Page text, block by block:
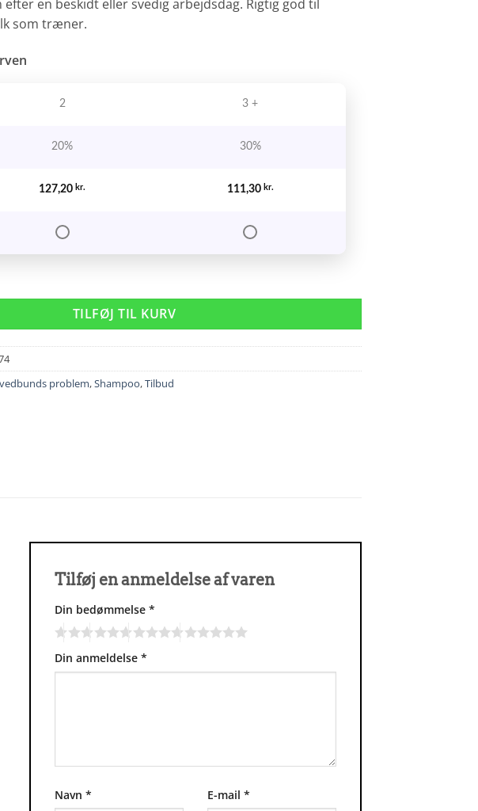
efter en beskidt eller svedig arbejdsdag. Rigtig god til
som træner.
2 3 +
20% 30%
127,20 kr. 111,30 kr.
250 ml. antal
TILFØJ TIL KURV
problem,Shampoo,Tilbud
Tilføj en anmeldelse af varen
Din bedømmelse *
Din anmeldelse *
Navn * E-mail *